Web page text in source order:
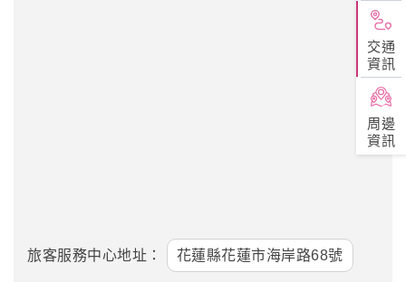
交通
資訊
周邊
資訊
旅客服務中心地址： 花蓮縣花蓮市海岸路68號